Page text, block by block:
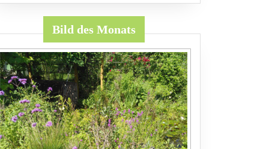
Bild des Monats